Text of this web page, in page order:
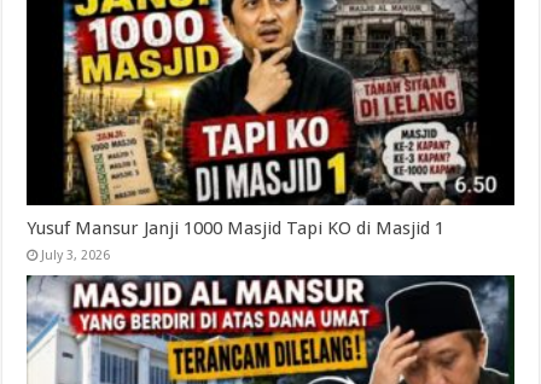
Yusuf Mansur Janji 1000 Masjid Tapi KO di Masjid 1
July 3, 2026